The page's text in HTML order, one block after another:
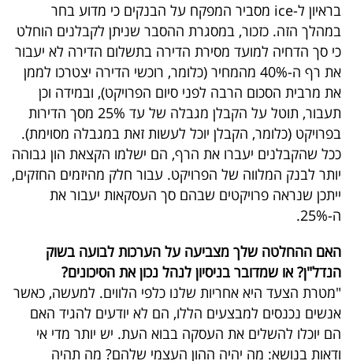
שיתופי
פעולה
דרושים
ניוזלטרים
אדום
פרסמו
באייס
בראיון ל-ice מסביר המפקח על הבנקים כי מדוע בחר
במהלך הזה. כזכור, במסגרת ההסבר שניתן לקבלנים הוחלט
כי סך הדחיה למועד מסירת הדירה בתשלום הדירה לא יעבור
את רף ה-40% מהמחיר (כלומר, רוכשי הדירה יצטרכו לממן
את מרבית הסכום הרבה לפני סיום הפרויקט), ובמידה וכן
תעבור, תוטל על הקבלן מגבלה של עד 25% מסך הדירות
בפרויקט (כלומר, הקבלן יוכל לעשות זאת במגבלה מסוימת).
ככל שהקבלנים יעברו את הרף, הם ישלמו הקצאת הון גבוהה
יותר לבנק המלווה של הפרויקט. עבור חלק מהיזמים החזקים,
ייתכן שנראה פרויקטים שבהם סך העסקאות יעבור את
ה-25%.
האם ההחלטה שלך מצביעה על הערכות לבועה בשוק
הנדל"ן? או שמדובר בניסיון לנהל נכון את הסיכונים?
"מטרת הצעד היא אחריות שלנו כלפי הלווים. למעשה, כאשר
אנשים נכנסים למבצעים הללו, הם לא יודעים להגיד האם
הם יוכלו להשלים את העסקה בבוא העת. יש יותר מדי אי
ודאות בנושא: מה יהיה ההון העצמי שלהם? מה תהיה